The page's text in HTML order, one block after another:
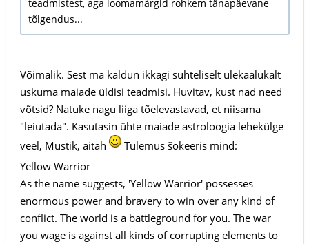
teadmistest, aga loomamärgid rohkem tänapäevane
tõlgendus...
Võimalik. Sest ma kaldun ikkagi suhteliselt ülekaalukalt
uskuma maiade üldisi teadmisi. Huvitav, kust nad need
võtsid? Natuke nagu liiga tõelevastavad, et niisama
"leiutada". Kasutasin ühte maiade astroloogia lehekülge
veel, Müstik, aitäh
Tulemus šokeeris mind:
Yellow Warrior
As the name suggests, 'Yellow Warrior' possesses
enormous power and bravery to win over any kind of
conflict. The world is a battleground for you. The war
you wage is against all kinds of corrupting elements to